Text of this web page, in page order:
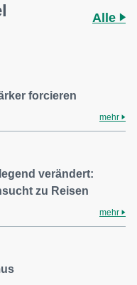
Alle
forcieren
mehr
verändert:
zu Reisen
mehr